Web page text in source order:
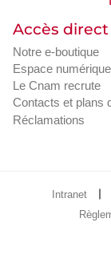
Accès direct
Notre e-boutique
Espace
Le Cnam recrute
Contacts et plans
Réclamations
Intranet